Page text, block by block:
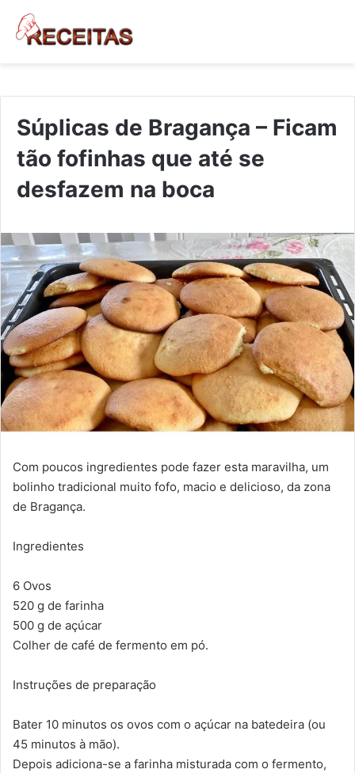
Súplicas de Bragança – Ficam
tão fofinhas que até se
desfazem na boca
Com poucos ingredientes pode fazer esta maravilha, um
bolinho tradicional muito fofo, macio e delicioso, da zona
de Bragança.
Ingredientes
6 Ovos
520 g de farinha
500 g de açúcar
Colher de café de fermento em pó.
Instruções de preparação
Bater 10 minutos os ovos com o açúcar na batedeira (ou
45 minutos à mão).
Depois adiciona-se a farinha misturada com o fermento,